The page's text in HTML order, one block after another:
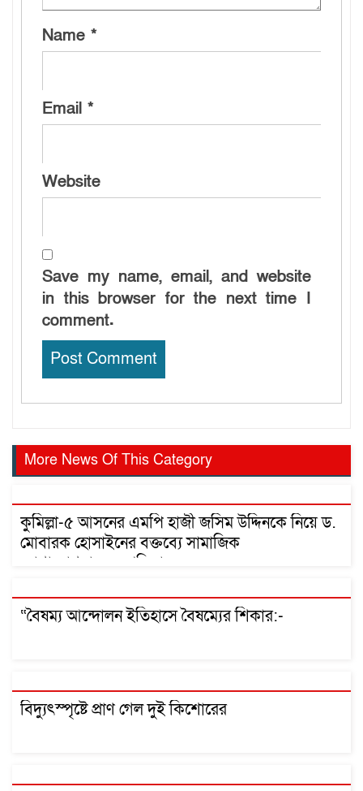
Name *
Email *
Website
Save my name, email, and website
in this browser for the next time I
comment.
More News Of This Category
কুমিল্লা-৫ আসনের এমপি হাজী জসিম উদ্দিনকে নিয়ে ড.
মোবারক হোসাইনের বক্তব্যে সামাজিক
যোগাযোগমাধ্যমে প্রতিবাদ
“বৈষম্য আন্দোলন ইতিহাসে বৈষম্যের শিকার:-
বিদ্যুৎস্পৃষ্টে প্রাণ গেল দুই কিশোরের